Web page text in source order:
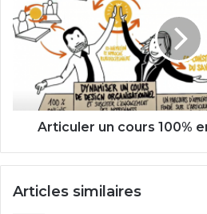
cours
100%
en
binôme
Articuler un cours 100%
Articles similaires